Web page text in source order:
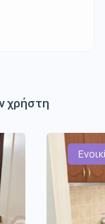
χρήστη